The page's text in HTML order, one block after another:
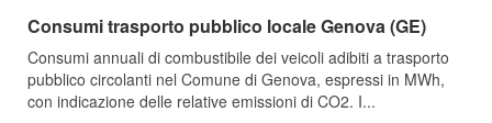
Consumi trasporto pubblico locale Genova (GE)
Consumi annuali di combustibile dei veicoli adibiti a trasporto
pubblico circolanti nel Comune di Genova, espressi in MWh,
con indicazione delle relative emissioni di CO2. I...